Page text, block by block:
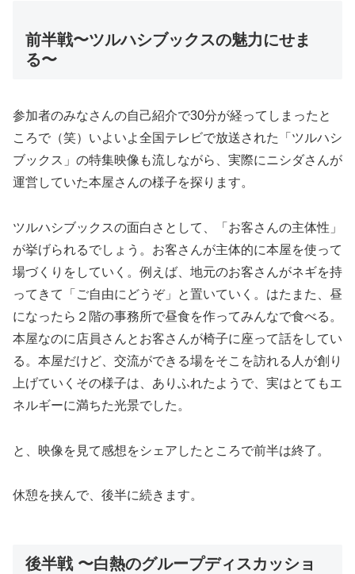
前半戦〜ツルハシブックスの魅力にせま
る〜
参加者のみなさんの自己紹介で30分が経ってしまったと
ころで（笑）いよいよ全国テレビで放送された「ツルハシ
ブックス」の特集映像も流しながら、実際にニシダさんが
運営していた本屋さんの様子を探ります。
ツルハシブックスの面白さとして、「お客さんの主体性」
が挙げられるでしょう。お客さんが主体的に本屋を使って
場づくりをしていく。例えば、地元のお客さんがネギを持
ってきて「ご自由にどうぞ」と置いていく。はたまた、昼
になったら２階の事務所で昼食を作ってみんなで食べる。
本屋なのに店員さんとお客さんが椅子に座って話をしてい
る。本屋だけど、交流ができる場をそこを訪れる人が創り
上げていくその様子は、ありふれたようで、実はとてもエ
ネルギーに満ちた光景でした。
と、映像を見て感想をシェアしたところで前半は終了。
休憩を挟んで、後半に続きます。
後半戦 〜白熱のグループディスカッショ